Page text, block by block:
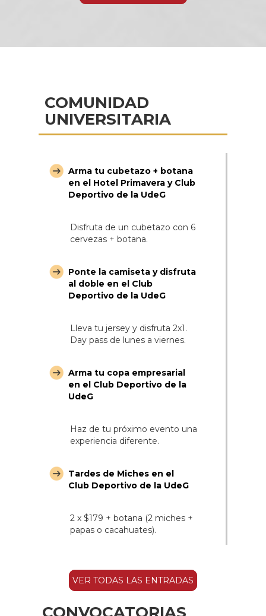
COMUNIDAD
UNIVERSITARIA
Arma tu cubetazo + botana
en el Hotel Primavera y Club
Deportivo de la UdeG
Disfruta de un cubetazo con 6
cervezas + botana.
Ponte la camiseta y disfruta
al doble en el Club
Deportivo de la UdeG
Lleva tu jersey y disfruta 2x1.
Day pass de lunes a viernes.
Arma tu copa empresarial
en el Club Deportivo de la
UdeG
Haz de tu próximo evento una
experiencia diferente.
Tardes de Miches en el
Club Deportivo de la UdeG
2 x $179 + botana (2 miches +
papas o cacahuates).
VER TODAS LAS ENTRADAS